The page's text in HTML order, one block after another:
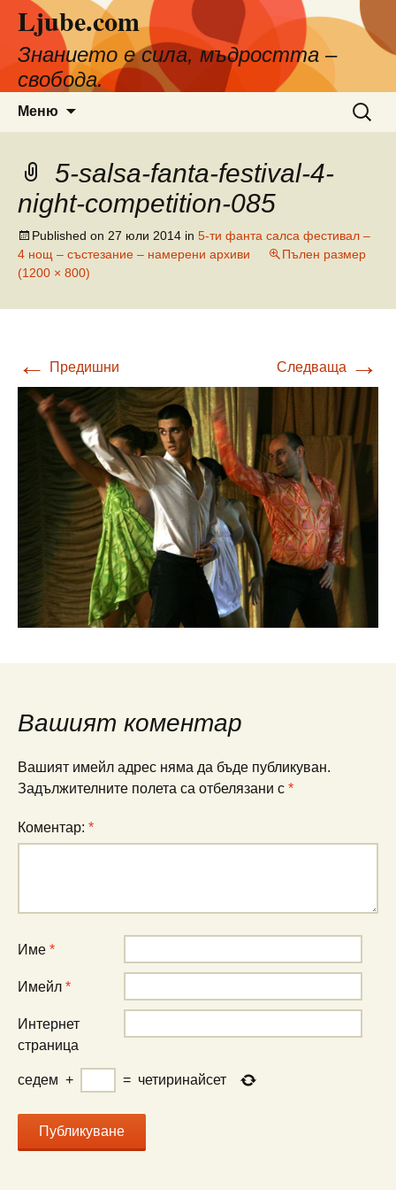
съдържанието
Ljube.com
Знанието е сила, мъдростта –
свобода.
Меню
за:
5-salsa-fanta-festival-4-
night-competition-085
Published on 27 юли 2014 in 5-ти фанта салса фестивал –
4 нощ – състезание – намерени архиви
Пълен размер
(1200 × 800)
← Предишни Следваща →
Вашият коментар
Вашият имейл адрес няма да бъде публикуван.
Задължителните полета са отбелязани с *
Коментар: *
Име *
Имейл *
Интернет
страница
седем + = четиринайсет